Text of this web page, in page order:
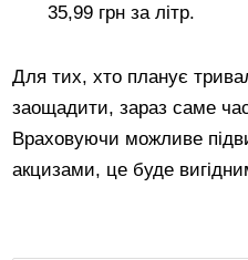
35,99 грн за літр.
Для тих, хто планує
заощадити, зараз саме
Враховуючи можливе
акцизами, це буде